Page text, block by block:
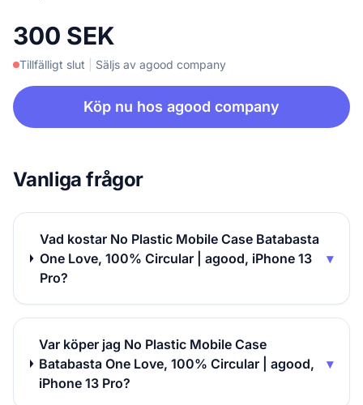
300 SEK
Tillfälligt slut Säljs av agood company
Köp nu hos agood company
Vanliga frågor
Vad kostar No Plastic Mobile Case Batabasta
One Love, 100% Circular | agood, iPhone 13
Pro?
▾
Var köper jag No Plastic Mobile Case
Batabasta One Love, 100% Circular | agood,
iPhone 13 Pro?
▾